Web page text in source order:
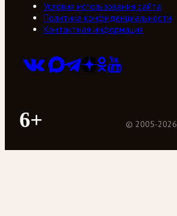
Условия использования сайта
Политика конфиденциальности
Контактная информация
6+ © 2005-2026